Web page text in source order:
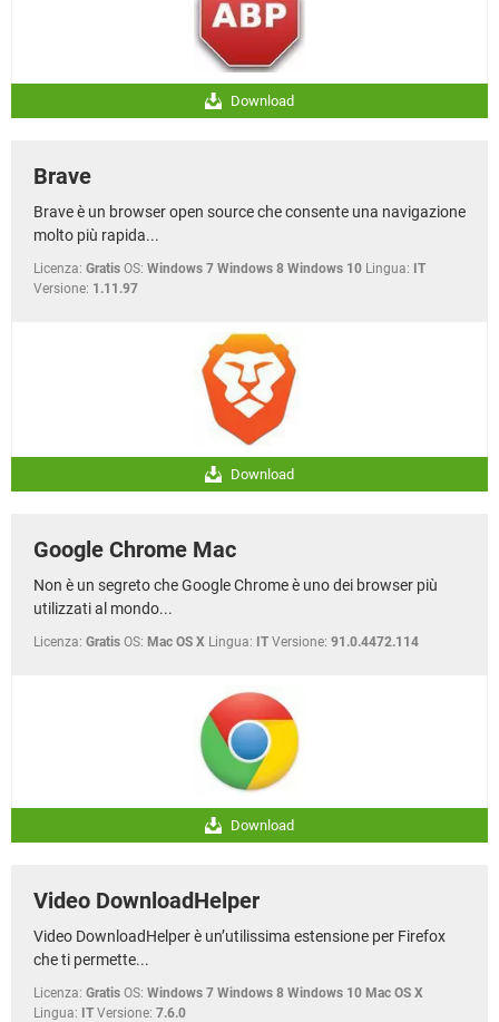
Download
Brave
Brave è un browser open source che consente una navigazione
molto più rapida...
Licenza: Gratis OS: Windows 7 Windows 8 Windows 10 Lingua: IT
Versione: 1.11.97
Download
Google Chrome Mac
Non è un segreto che Google Chrome è uno dei browser più
utilizzati al mondo...
Licenza: Gratis OS: Mac OS X Lingua: IT Versione: 91.0.4472.114
Download
Video DownloadHelper
Video DownloadHelper è un’utilissima estensione per Firefox
che ti permette...
Licenza: Gratis OS: Windows 7 Windows 8 Windows 10 Mac OS X
Lingua: IT Versione: 7.6.0